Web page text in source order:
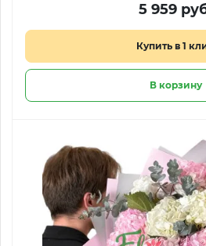
5 959
Купить в 1
В корзину